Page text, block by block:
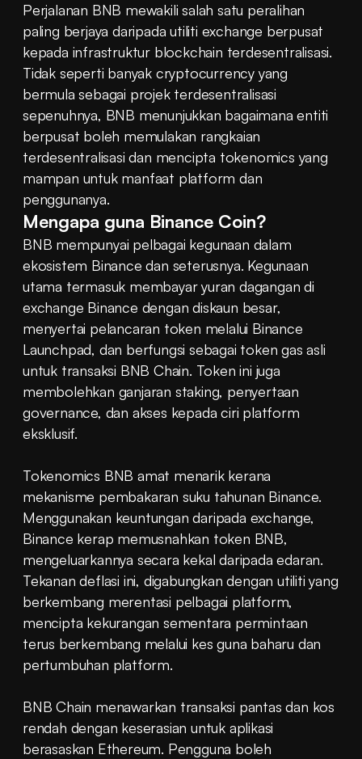
Perjalanan BNB mewakili salah satu peralihan
paling berjaya daripada utiliti exchange berpusat
kepada infrastruktur blockchain terdesentralisasi.
Tidak seperti banyak cryptocurrency yang
bermula sebagai projek terdesentralisasi
sepenuhnya, BNB menunjukkan bagaimana entiti
berpusat boleh memulakan rangkaian
terdesentralisasi dan mencipta tokenomics yang
mampan untuk manfaat platform dan
penggunanya.
Mengapa guna Binance Coin?
BNB mempunyai pelbagai kegunaan dalam
ekosistem Binance dan seterusnya. Kegunaan
utama termasuk membayar yuran dagangan di
exchange Binance dengan diskaun besar,
menyertai pelancaran token melalui Binance
Launchpad, dan berfungsi sebagai token gas asli
untuk transaksi BNB Chain. Token ini juga
membolehkan ganjaran staking, penyertaan
governance, dan akses kepada ciri platform
eksklusif.
Tokenomics BNB amat menarik kerana
mekanisme pembakaran suku tahunan Binance.
Menggunakan keuntungan daripada exchange,
Binance kerap memusnahkan token BNB,
mengeluarkannya secara kekal daripada edaran.
Tekanan deflasi ini, digabungkan dengan utiliti yang
berkembang merentasi pelbagai platform,
mencipta kekurangan sementara permintaan
terus berkembang melalui kes guna baharu dan
pertumbuhan platform.
BNB Chain menawarkan transaksi pantas dan kos
rendah dengan keserasian untuk aplikasi
berasaskan Ethereum. Pengguna boleh